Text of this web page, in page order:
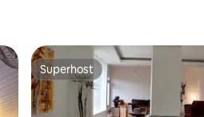
Superhost
Superhost